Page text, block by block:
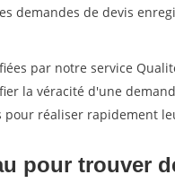
demandes de devis
par notre service
la véracité d'une
réaliser rapidement
pour trouver